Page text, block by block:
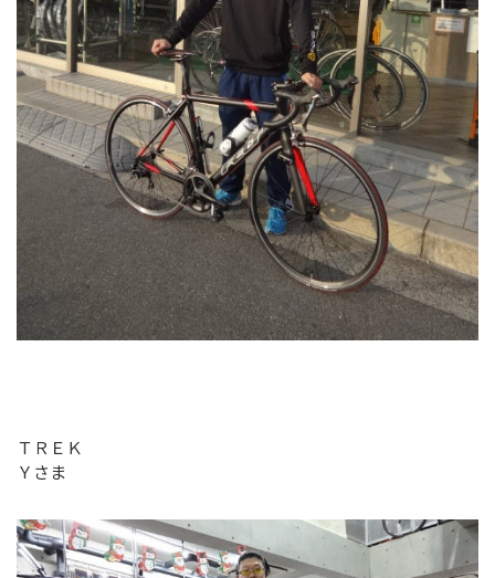
ＴＲＥＫ
Ｙさま